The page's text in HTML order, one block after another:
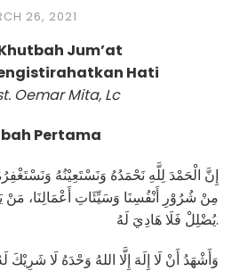
26, 2021
Jum’at
Hati
Oemar Mita, Lc
Pertama
إِنَّ الْحَمْدَ لِلَّهِ نَحْمَدُهُ وَنَسْتَعِيْنُهُ
مِنْ شُرُوْرِ أَنْفُسِنَا وَسَيِّئَاتِ أَعْمَالِنَا، مَنْ
يُضْلِلْ فَلَا هَادِيَ لَهُ.
وَأَشْهَدُ أَنْ لَا إِلَهَ إِلَّا اللهُ وَحْدَهُ لَا